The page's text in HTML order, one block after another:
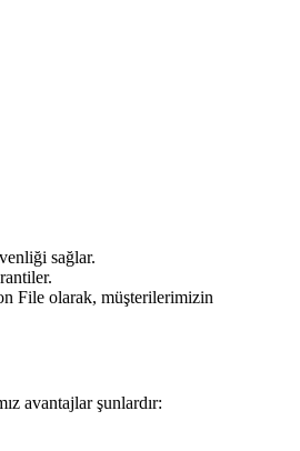
sağlar.
File olarak, müşterilerimizin
avantajlar şunlardır: